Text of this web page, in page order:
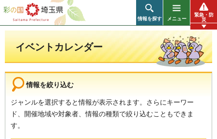
彩の国 埼玉県
情報を探す メニュー
緊急・防
災
イベントカレンダー
情報を絞り込む
ジャンルを選択すると情報が表示されます。さらにキーワー
ド、開催地域や対象者、情報の種類で絞り込むこともできま
す。